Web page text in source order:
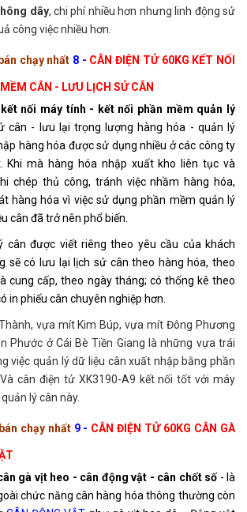
dây, chi phí nhiều hơn nhưng linh động sử
công việc nhiều hơn.
chạy nhất 8 - CÂN ĐIỆN TỬ 60KG KẾT NỐI
CÂN - LƯU LỊCH SỬ CÂN
nối máy tính - kết nối phần mềm quản lý
cân - lưu lại trọng lượng hàng hóa - quản lý
hàng hóa được sử dụng nhiều ở các công ty
Khi mà hàng hóa nhập xuất kho liên tục và
chép thủ công, tránh việc nhầm hàng hóa,
hàng hóa vì việc sử dụng phần mềm quản lý
cân đã trở nên phổ biến.
cân được viết riêng theo yêu cầu của khách
sẽ có lưu lại lịch sử cân theo hàng hóa, theo
cung cấp, theo ngày tháng; có thống kê theo
in phiếu cân chuyên nghiệp hơn.
vựa mít Kim Búp, vựa mít Đông Phương
Phước ở Cái Bè Tiền Giang là những vựa trái
việc quản lý dữ liệu cân xuất nhập bằng phần
cân điện tử XK3190-A9 kết nối tốt với máy
lý cân này.
chạy nhất9 - CÂN ĐIỆN TỬ 60KG CÂN GÀ
gà vịt heo - cân động vật - cân chốt số- là
chức năng cân hàng hóa thông thường còn